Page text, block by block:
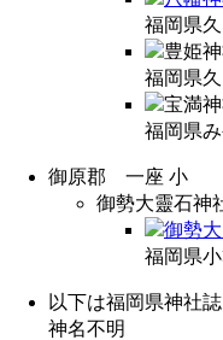
福岡県
豊姫
福岡県
宝満
福岡県
御原郡 一座 小
御勢大靈石神
御勢
福岡県
以下は福岡県神社
神名不明